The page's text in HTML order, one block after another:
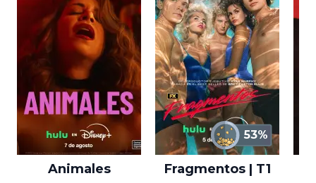
Animales
53%
Fragmentos | T1